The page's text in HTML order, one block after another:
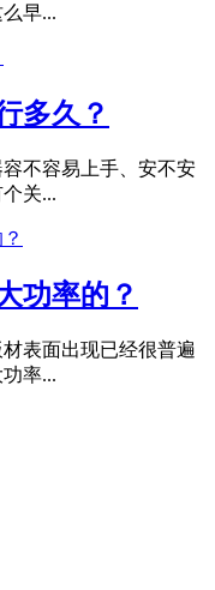
早...
多久？
不容易上手、安不安
关...
功率的？
表面出现已经很普遍
率...